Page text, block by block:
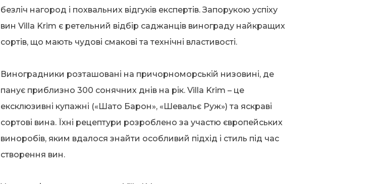
безліч нагород і похвальних відгуків експертів. Запорукою успіху
вин Villa Krim є ретельний відбір саджанців винограду найкращих
сортів, що мають чудові смакові та технічні властивості.
Виноградники розташовані на причорноморській низовині, де
панує приблизно 300 сонячних днів на рік. Villa Krim – це
ексклюзивні купажні («Шато Барон», «Шевальє Руж») та яскраві
сортові вина. Їхні рецептури розроблено за участю європейських
виноробів, яким вдалося знайти особливий підхід і стиль під час
створення вин.